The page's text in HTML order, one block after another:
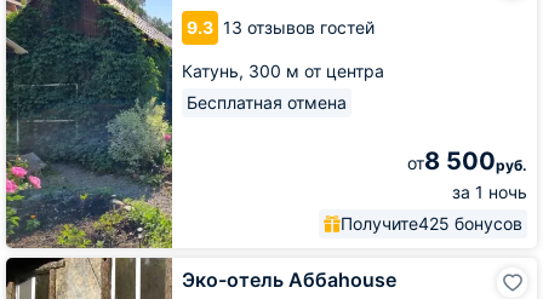
9.3 13 отзывов гостей
Катунь, 300 м от центра
Бесплатная отмена
от8 500руб.
за 1 ночь
Получите425 бонусов
Yashkin
Dom
Эко-отель Аббаhouse
Эко-
отель